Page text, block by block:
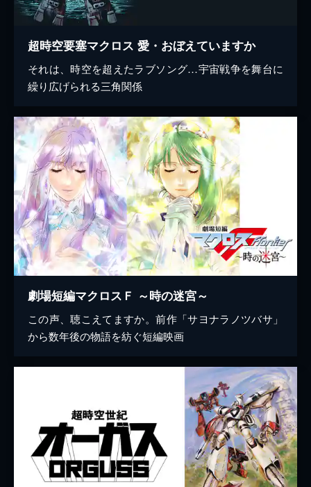
超時空要塞マクロス 愛・おぼえていますか
それは、時空を超えたラブソング…宇宙戦争を舞台に
繰り広げられる三角関係
劇場短編マクロスＦ ～時の迷宮～
この声、聴こえてますか。前作「サヨナラノツバサ」
から数年後の物語を紡ぐ短編映画